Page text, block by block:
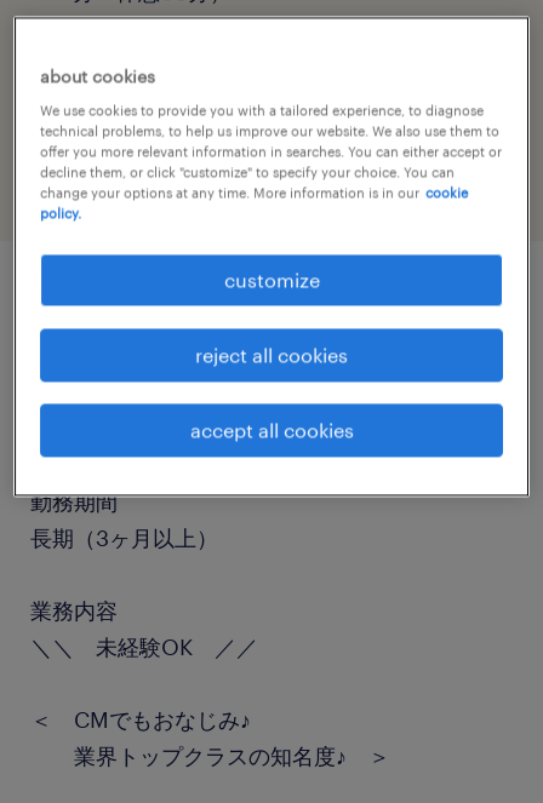
job category
administrative & support services
job details
一般事務・OA事務
勤務期間
長期（3ヶ月以上）
業務内容
＼＼ 未経験OK ／／
＜ CMでもおなじみ♪
業界トップクラスの知名度♪ ＞
about cookies
We use cookies to provide you with a tailored experience, to diagnose
technical problems, to help us improve our website. We also use them to
offer you more relevant information in searches. You can either accept or
decline them, or click "customize" to specify your choice. You can
change your options at any time. More information is in our cookie
policy.
customize
reject all cookies
accept all cookies